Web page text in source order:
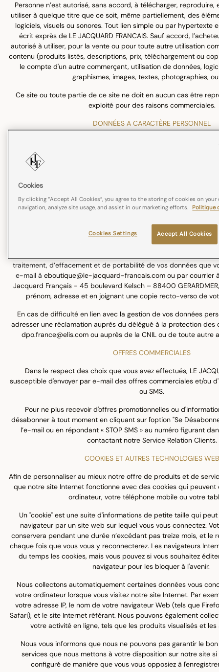
Personne n’est autorisé, sans accord, à télécharger, reproduire,
utiliser à quelque titre que ce soit, même partiellement, des
logiciels, visuels ou sonores. Tout lien simple ou par hypertexte
écrit exprès de LE JACQUARD FRANCAIS. Sauf accord,
autorisé à utiliser, pour la vente ou pour toute autre utilisation
contenu (produits listés, descriptions, prix, téléchargement ou
le compte d'un autre commerçant, utilisation de données,
graphismes, images, textes, photographies,
Ce site ou toute partie de ce site ne doit en aucun cas être
exploité pour des raisons commerciales.
DONNÉES A CARACTÈRE PERSONNEL
responsable est Le Jacquard Français – 45 boulevard Kelsch –
Ces données sont collectées dans le cadre de la gestion de
Elles sont destinées au Jacquard Français, ainsi qu’aux
responsable de traitement fait appel.
Elles seront conservées pendant 3 ans à compter du
Conformément à la réglementation applicable en matière de
traitement, d’effacement et de portabilité de vos données que
e-mail à eboutique@le-jacquard-francais.com ou par courrier
Jacquard Français - 45 boulevard Kelsch – 88400
prénom, adresse et en joignant une copie recto-verso de
En cas de difficulté en lien avec la gestion de vos données
adresser une réclamation auprès du délégué à la protection des
dpo.france@elis.com ou auprès de la CNIL ou de toute autre
OFFRES COMMERCIALES
Dans le respect des choix que vous avez effectués, LE
susceptible d'envoyer par e-mail des offres commerciales et/ou
ou SMS.
Pour ne plus recevoir d'offres promotionnelles ou
désabonner à tout moment en cliquant sur l'option "Se
l’e-mail ou en répondant « STOP SMS » au numéro figurant
contactant notre Service Relation Clients.
COOKIES ET AUTRES TECHNOLOGIES WEB
Afin de personnaliser au mieux notre offre de produits et de
que notre site Internet fonctionne avec des cookies qui
ordinateur, votre téléphone mobile ou votre
Un "cookie" est une suite d'informations de petite taille qui
navigateur par un site web sur lequel vous vous connectez.
conservera pendant une durée n’excédant pas treize mois, et le
chaque fois que vous vous y reconnecterez. Les navigateurs
du temps les cookies, mais vous pouvez si vous souhaitez
navigateur pour les bloquer à l'avenir.
Nous collectons automatiquement certaines données vous
votre ordinateur lorsque vous visitez notre site Internet. Par
votre adresse IP, le nom de votre navigateur Web (tels que
Safari), et le site Internet référant. Nous pouvons également
votre activité en ligne, tels que les produits visualisés et
Nous vous informons que nous ne pouvons pas garantir le
services que nous mettons à votre disposition sur notre site
configuré de manière que vous vous opposiez à
Cookies
By clicking “Accept All Cookies”, you agree to the storing of cookies on
navigation, analyze site usage, and assist in our marketing efforts. Politique
Accept All Cookies
Cookies Settings